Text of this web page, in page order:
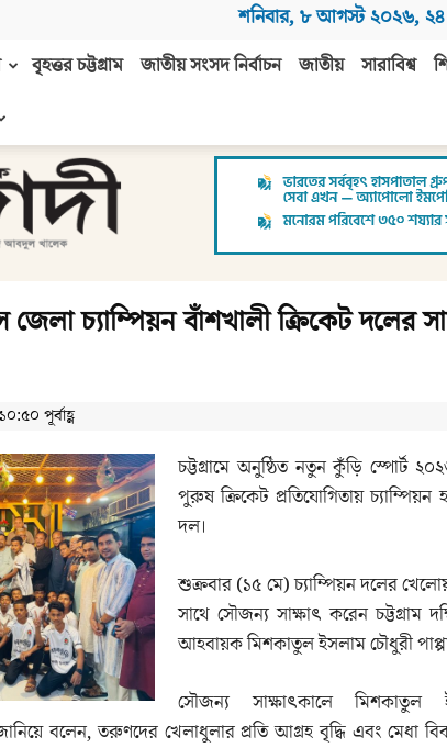
শনিবার, ৮ আগস্ট ২০২৬,
বৃহত্তর চট্টগ্রাম জাতীয় সংসদ নির্বাচন জাতীয় সারাবিশ্ব
চ্যাম্পিয়ন বাঁশখালী ক্রিকেট দলের
পূর্বাহ্ণ
চট্টগ্রামে অনুষ্ঠিত নতুন কুঁড়ি স্পোর্ট
পুরুষ ক্রিকেট প্রতিযোগিতায়
দল।
শুক্রবার (১৫ মে) চ্যাম্পিয়ন দলের
সাথে সৌজন্য সাক্ষাৎ করেন চট্টগ্রাম
আহবায়ক মিশকাতুল ইসলাম চৌধুরী
সৌজন্য সাক্ষাৎকালে মিশকাতুল
বলেন, তরুণদের খেলাধুলার প্রতি আগ্রহ বৃদ্ধি এবং মেধা